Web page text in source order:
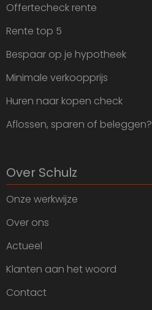
Offertecheck rente
Rente top 5
Bespaar op je hypotheek
Minimale verkoopprijs
Huren naar kopen check
Aflossen, sparen of beleggen?
Over Schulz
Onze werkwijze
Over ons
Actueel
Klanten aan het woord
Contact